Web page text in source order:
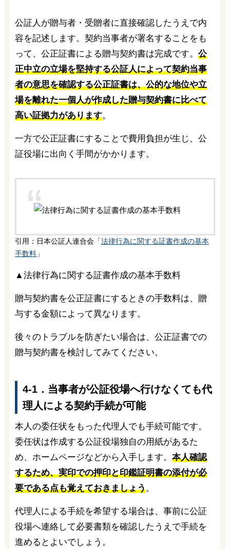
公証人が贈与者・受贈者に直接確認したうえで内
容を記述します。契約当事者が署名することをも
って、公正証書による贈与契約書は完成です。 公
正中立の立場を堅持する公証人によって契約当事
者の意思を確認する公正証書は、公的な地位や立
場を離れた一個人が作成した贈与契約書に比べて
高い証拠力があります。
一方で公正証書にすることで費用負担が生じ、公
証役場に出向く手間がかかります。
引用：日本公証人連合会「法律行為に関する証書作成の基本
手数料」
▲法律行為に関する証書作成の基本手数料
贈与契約書を公正証書にするときの手数料は、贈
与する金額によって異なります。
後々のトラブルを防ぎたい場合は、公正証書での
贈与契約書を検討してみてください。
4-1．当事者が公証役場へ行けなくても代
理人による契約手続が可能
本人の委任状をもった代理人でも手続可能です。
委任状は作成する公証役場独自の用紙があるた
め、ホームページなどから入手します。 本人確認
するため、実印での押印と印鑑証明書の添付が必
要である点も覚えておきましょう。
代理人による手続を希望する場合は、事前に公証
役場へ連絡して必要書類を確認したうえで手続を
進めるとよいでしょう。